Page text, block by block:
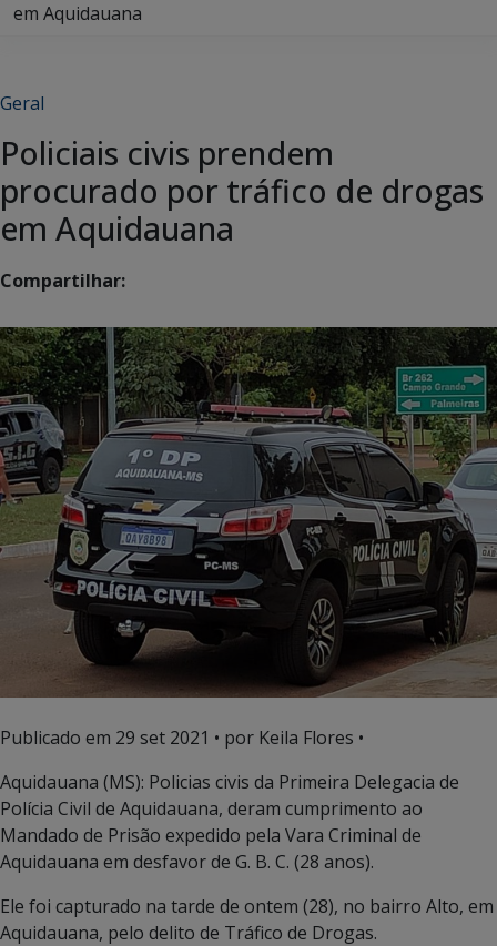
em Aquidauana
Geral
Policiais civis prendem
procurado por tráfico de drogas
em Aquidauana
Compartilhar:
Publicado em 29 set 2021 • por Keila Flores •
Aquidauana (MS): Policias civis da Primeira Delegacia de
Polícia Civil de Aquidauana, deram cumprimento ao
Mandado de Prisão expedido pela Vara Criminal de
Aquidauana em desfavor de G. B. C. (28 anos).
Ele foi capturado na tarde de ontem (28), no bairro Alto, em
Aquidauana, pelo delito de Tráfico de Drogas.